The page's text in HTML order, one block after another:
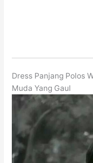
Dress Panjang Polos
Muda Yang Gaul